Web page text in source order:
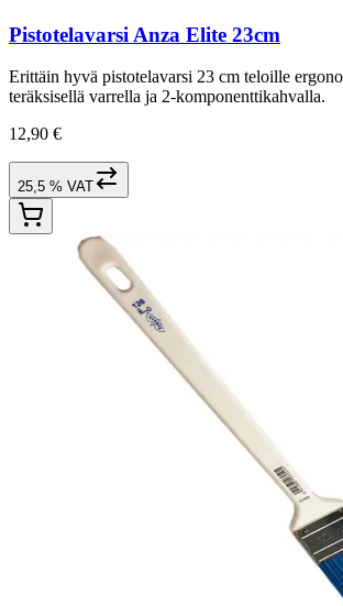
Pistotelavarsi Anza Elite 23cm
Erittäin hyvä pistotelavarsi 23 cm teloille
teräksisellä varrella ja 2-komponenttikahvalla.
12,90 €
25,5 % VAT